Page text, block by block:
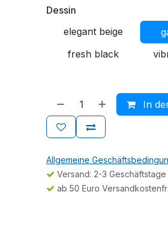
Dessin
elegant beige
fresh black
In
Allgemeine
Versand: 2-3 Geschäftstage
ab 50 Euro